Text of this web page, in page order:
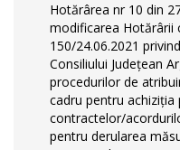
Hotărârea nr 10 din
modificarea Hotărârii
150/24.06.2021
Consiliului Județean
procedurilor de
cadru pentru achiziţia
contractelor/
pentru derularea